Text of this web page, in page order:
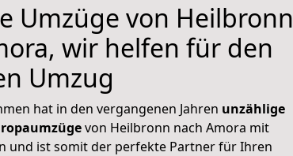
Umzüge von Heilbronn
wir helfen für den
Umzug
hat in den vergangenen Jahren unzählige
von Heilbronn nach Amora mit
und ist somit der perfekte Partner für Ihren